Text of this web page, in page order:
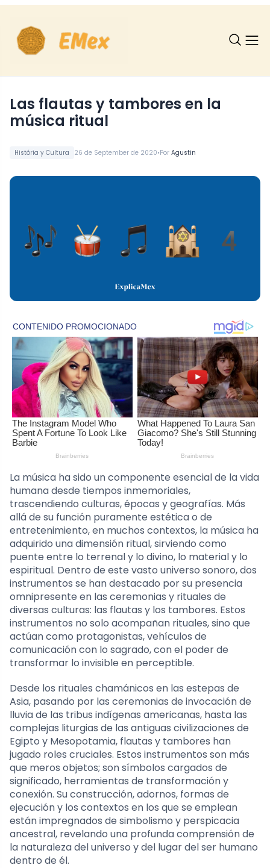
História y Cultura 26 de September de 2020•Por Agustin
Las flautas y tambores en la
música ritual
La música ha sido un componente esencial de la vida
humana desde tiempos inmemoriales,
trascendiendo culturas, épocas y geografías. Más
allá de su función puramente estética o de
entretenimiento, en muchos contextos, la música ha
adquirido una dimensión ritual, sirviendo como
puente entre lo terrenal y lo divino, lo material y lo
espiritual. Dentro de este vasto universo sonoro, dos
instrumentos se han destacado por su presencia
omnipresente en las ceremonias y rituales de
diversas culturas: las flautas y los tambores. Estos
instrumentos no solo acompañan rituales, sino que
actúan como protagonistas, vehículos de
comunicación con lo sagrado, con el poder de
transformar lo invisible en perceptible.
Desde los rituales chamánicos en las estepas de
Asia, pasando por las ceremonias de invocación de
lluvia de las tribus indígenas americanas, hasta las
complejas liturgias de las antiguas civilizaciones de
Egipto y Mesopotamia, flautas y tambores han
jugado roles cruciales. Estos instrumentos son más
que meros objetos; son símbolos cargados de
significado, herramientas de transformación y
conexión. Su construcción, adornos, formas de
ejecución y los contextos en los que se emplean
están impregnados de simbolismo y perspicacia
ancestral, revelando una profunda comprensión de
la naturaleza del universo y del lugar del ser humano
dentro de él.